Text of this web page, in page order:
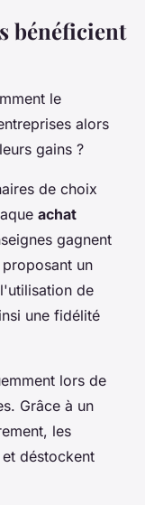
bénéficient
le
alors
gains ?
de choix
achat
gagnent
un
de
une fidélité
lors de
Grâce à un
les
déstockent